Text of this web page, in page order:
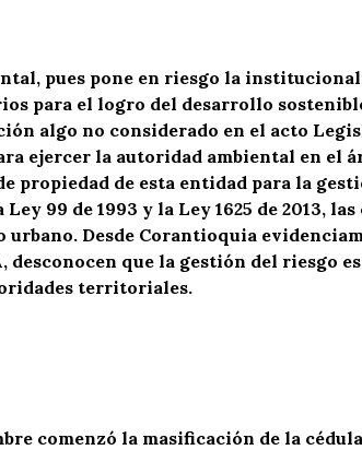
pues pone en riesgo la
para el logro del desarrollo
algo no considerado en el acto
ejercer la autoridad ambiental en el
propiedad de esta entidad para la
99 de 1993 y la Ley 1625 de 2013, las
Desde Corantioquia
que la gestión del riesgo
territoriales.
comenzó la masificación de la